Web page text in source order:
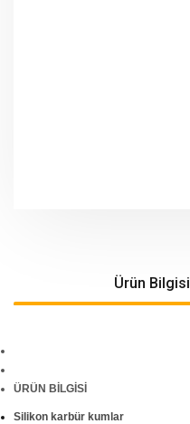
Ürün Bilgisi
ÜRÜN BİLGİSİ
Silikon karbür kumlar